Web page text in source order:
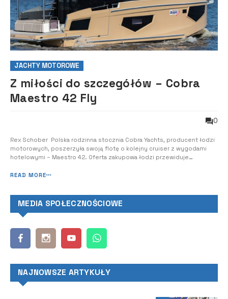
JACHTY MOTOROWE
Z miłości do szczegółów – Cobra
Maestro 42 Fly
0
Rex Schober Polska rodzinna stocznia Cobra Yachts, producent łodzi
motorowych, poszerzyła swoją flotę o kolejny cruiser z wygodami
hotelowymi – Maestro 42. Oferta zakupowa łodzi przewiduje
doświadczeniu w budowie łodzi rodzinna firma Cobra Yachts z miasta
READ MORE
MEDIA SPOŁECZNOŚCIOWE
NAJNOWSZE ARTYKUŁY